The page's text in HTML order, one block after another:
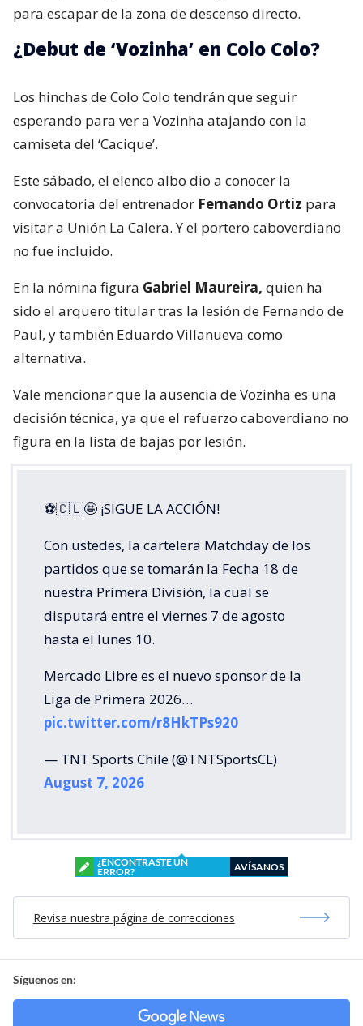
para escapar de la zona de descenso directo.
¿Debut de ‘Vozinha’ en Colo Colo?
Los hinchas de Colo Colo tendrán que seguir
esperando para ver a Vozinha atajando con la
camiseta del ‘Cacique’.
Este sábado, el elenco albo dio a conocer la
convocatoria del entrenador Fernando Ortiz para
visitar a Unión La Calera. Y el portero caboverdiano
no fue incluido.
En la nómina figura Gabriel Maureira, quien ha
sido el arquero titular tras la lesión de Fernando de
Paul, y también Eduardo Villanueva como
alternativa.
Vale mencionar que la ausencia de Vozinha es una
decisión técnica, ya que el refuerzo caboverdiano no
figura en la lista de bajas por lesión.
⚽🇨🇱🤩 ¡SIGUE LA ACCIÓN!
Con ustedes, la cartelera Matchday de los
partidos que se tomarán la Fecha 18 de
nuestra Primera División, la cual se
disputará entre el viernes 7 de agosto
hasta el lunes 10.
Mercado Libre es el nuevo sponsor de la
Liga de Primera 2026…
pic.twitter.com/r8HkTPs920
— TNT Sports Chile (@TNTSportsCL)
August 7, 2026
¿ENCONTRASTE UN
ERROR?
AVÍSANOS
Revisa nuestra página de correcciones
Síguenos en: